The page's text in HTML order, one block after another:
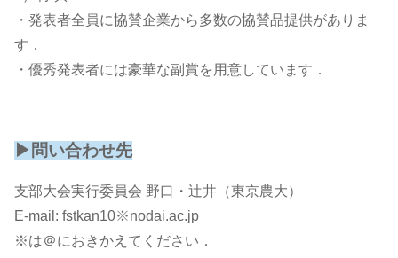
・発表者全員に協賛企業から多数の協賛品提供がありま
す．
・優秀発表者には豪華な副賞を用意しています．
▶問い合わせ先
支部大会実行委員会 野口・辻井（東京農大）
E-mail: fstkan10※nodai.ac.jp
※は＠におきかえてください．